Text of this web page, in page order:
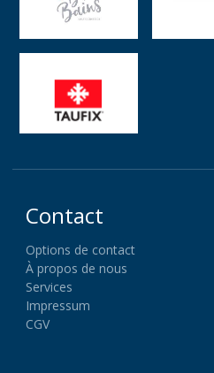
Contact
Options de contact
À propos de nous
Services
Impressum
CGV